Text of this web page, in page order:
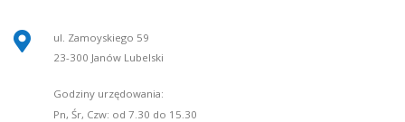
ul. Zamoyskiego 59
23-300 Janów Lubelski
Godziny urzędowania:
Pn, Śr, Czw: od 7.30 do 15.30